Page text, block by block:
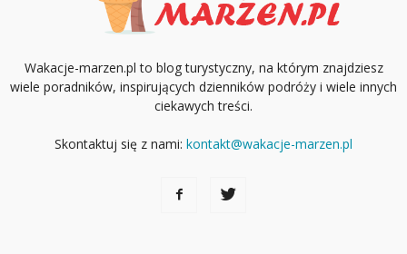
Wakacje-marzen.pl to blog turystyczny, na którym znajdziesz
wiele poradników, inspirujących dzienników podróży i wiele innych
ciekawych treści.
Skontaktuj się z nami: kontakt@wakacje-marzen.pl